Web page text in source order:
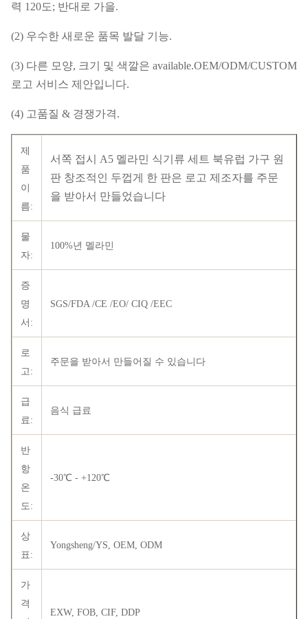
력 120도; 반대로 가을.
(2) 우수한 새로운 품목 발달 기능.
(3) 다른 모양, 크기 및 색깔은 available.OEM/ODM/CUSTOM
로고 서비스 제안입니다.
(4) 고품질 & 경쟁가격.
제
품
이
름:
서쪽 접시 A5 멜라민 식기류 세트 북유럽 가구 원
판 창조적인 두껍게 한 판은 로고 제조자를 주문
을 받아서 만들었습니다
물
자:
100%년 멜라민
증
명
서:
SGS/FDA /CE /EO/ CIQ /EEC
로
고:
주문을 받아서 만들어질 수 있습니다
급
료:
음식 급료
반
항
온
도:
-30℃ - +120℃
상
표:
Yongsheng/YS, OEM, ODM
가
격
EXW, FOB, CIF, DDP